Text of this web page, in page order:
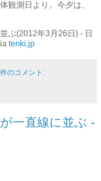
観測日より。今夕は、
ぶ(2012年3月26日) - 日
tenki.jp
のコメント:
一直線に並ぶ -